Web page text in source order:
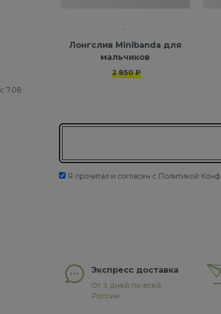
Лонгслив Minibanda для
мальчиков
2 850 ₽
с 7.08
Я прочитал и согласен с Политикой
Экспресс доставка
От 3 дней по всей
России